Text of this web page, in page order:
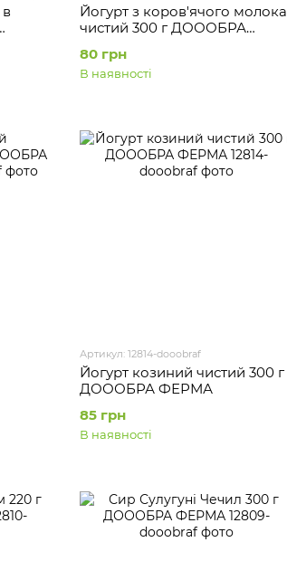
Йогурт з коров'ячого молока
чистий 300 г ДОООБРА
80 грн
В наявності
Артикул: 12814-dooobraf
Йогурт козиний чистий 300 г
ДОООБРА ФЕРМА
85 грн
В наявності